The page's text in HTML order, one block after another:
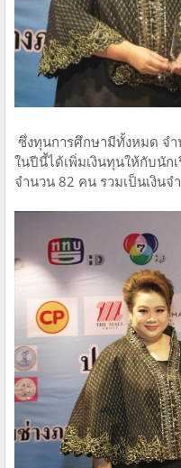
ซึ่งทุนการศึกษามีทั้งหมด จ
ในปีนี้ได้เพิ่มเงินทุนให้กับนัก
จำนวน 82 คน รวมเป็นเงิน